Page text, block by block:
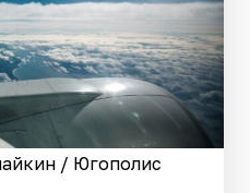
/ Югополис